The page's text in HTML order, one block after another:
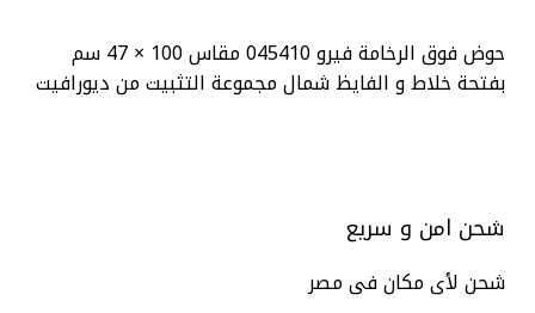
حوض فوق الرخامة فيرو 045410 مقاس 100 × 47 سم
بفتحة خلاط و الفايظ شمال مجموعة التثبيت من ديورافيت
شحن امن و سريع
شحن لأى مكان فى مصر